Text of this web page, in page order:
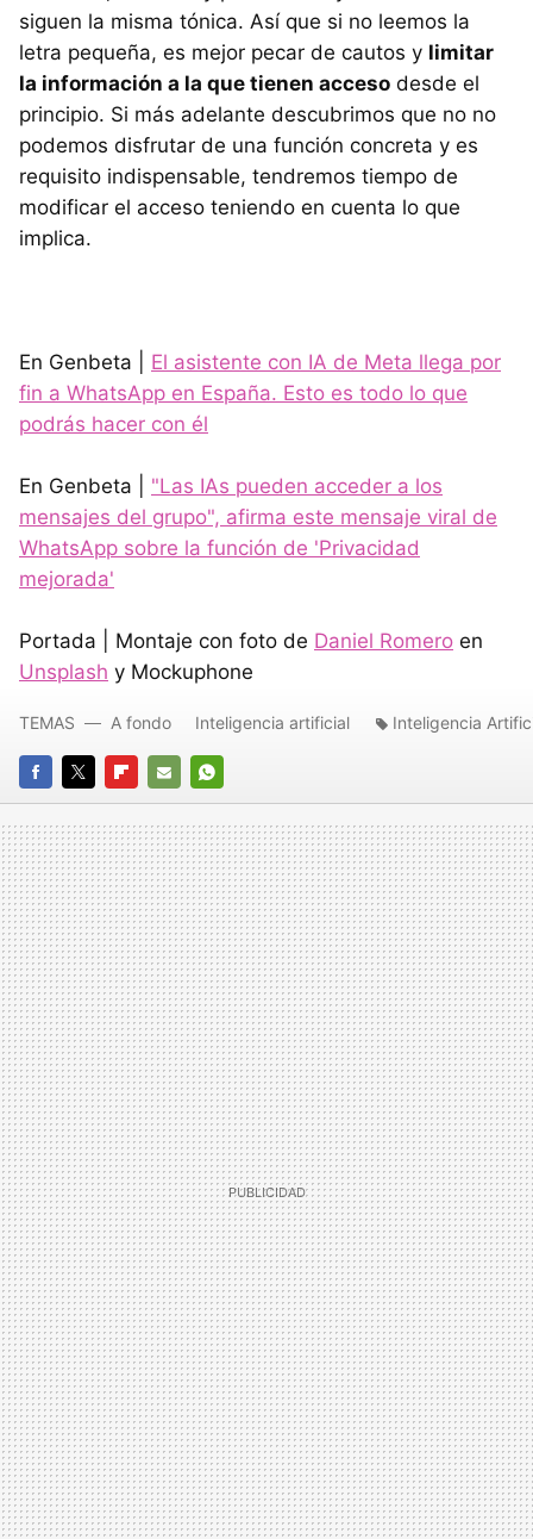
siguen la misma tónica. Así que si no leemos la
letra pequeña, es mejor pecar de cautos y limitar
la información a la que tienen acceso desde el
principio. Si más adelante descubrimos que no no
podemos disfrutar de una función concreta y es
requisito indispensable, tendremos tiempo de
modificar el acceso teniendo en cuenta lo que
implica.
En Genbeta | El asistente con IA de Meta llega por
fin a WhatsApp en España. Esto es todo lo que
podrás hacer con él
En Genbeta | "Las IAs pueden acceder a los
mensajes del grupo", afirma este mensaje viral de
WhatsApp sobre la función de 'Privacidad
mejorada'
Portada | Montaje con foto de Daniel Romero en
Unsplash y Mockuphone
FACEBOOK
TWITTERFLIPBOARD
E-
MAIL
WHATSAPP
TEMAS A fondo Inteligencia artificial Inteligencia